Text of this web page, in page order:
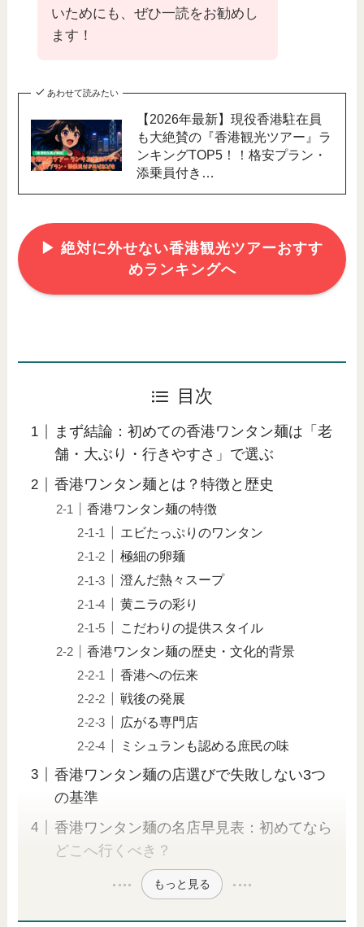
いためにも、ぜひ一読をお勧めし
ます！
あわせて読みたい
【2026年最新】現役香港駐在員
も大絶賛の『香港観光ツアー』ラ
ンキングTOP5！！格安プラン・
添乗員付き…
▶︎ 絶対に外せない香港観光ツアーおすす
めランキングへ
目次
まず結論：初めての香港ワンタン麺は「老
舗・大ぶり・行きやすさ」で選ぶ
香港ワンタン麺とは？特徴と歴史
香港ワンタン麺の特徴
エビたっぷりのワンタン
極細の卵麺
澄んだ熱々スープ
黄ニラの彩り
こだわりの提供スタイル
香港ワンタン麺の歴史・文化的背景
香港への伝来
戦後の発展
広がる専門店
ミシュランも認める庶民の味
香港ワンタン麺の店選びで失敗しない3つ
の基準
香港ワンタン麺の名店早見表：初めてなら
どこへ行くべき？
もっと見る